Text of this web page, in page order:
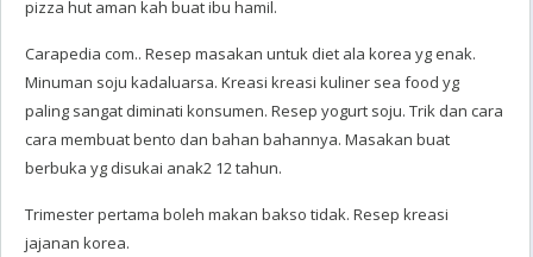
pizza hut aman kah buat ibu hamil.
Carapedia com.. Resep masakan untuk diet ala korea yg enak.
Minuman soju kadaluarsa. Kreasi kreasi kuliner sea food yg
paling sangat diminati konsumen. Resep yogurt soju. Trik dan cara
cara membuat bento dan bahan bahannya. Masakan buat
berbuka yg disukai anak2 12 tahun.
Trimester pertama boleh makan bakso tidak. Resep kreasi
jajanan korea.